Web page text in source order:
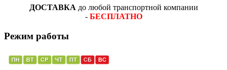
ДОСТАВКА до любой транспортной компании
- БЕСПЛАТНО
Режим работы